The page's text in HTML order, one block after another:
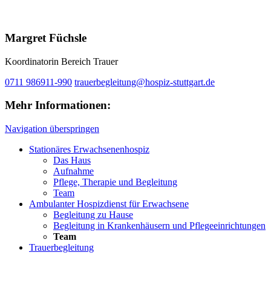
Margret Füchsle
Koordinatorin Bereich Trauer
0711 986911-990 trauerbegleitung@hospiz-stuttgart.de
Mehr Informationen:
Navigation überspringen
Stationäres Erwachsenenhospiz
Das Haus
Aufnahme
Pflege, Therapie und Begleitung
Team
Ambulanter Hospizdienst für Erwachsene
Begleitung zu Hause
Begleitung in Krankenhäusern und Pflegeeinrichtungen
Team
Trauerbegleitung